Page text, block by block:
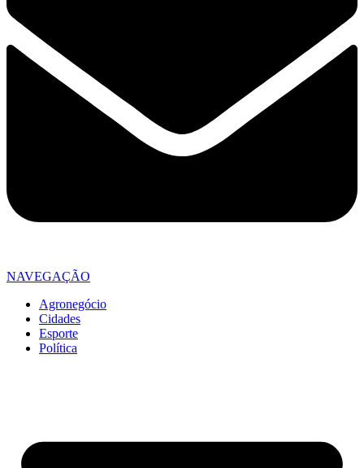
NAVEGAÇÃO
Agronegócio
Cidades
Esporte
Política